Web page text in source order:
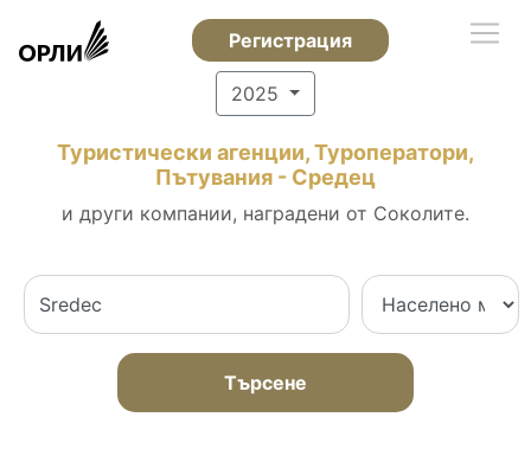
Регистрация
2025
Туристически агенции, Туроператори,
Пътувания - Средец
и други компании, наградени от Соколите.
Търсене